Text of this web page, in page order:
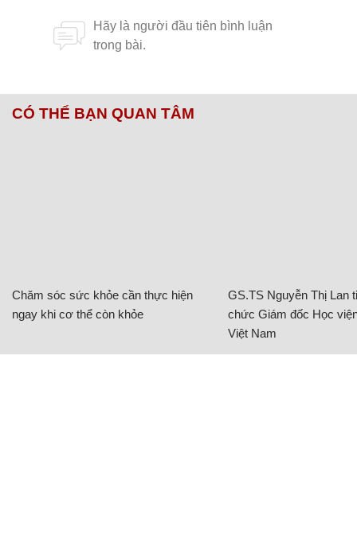
CÓ THỂ BẠN QUAN TÂM
Chăm sóc sức khỏe cần thực hiện
ngay khi cơ thể còn khỏe
GS.TS Nguyễn Thị Lan
chức Giám đốc Học
Việt Nam